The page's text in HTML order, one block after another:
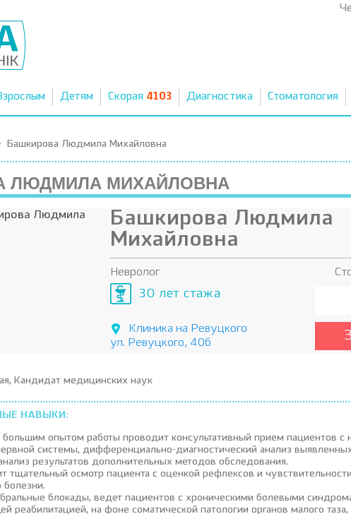
Детям Скорая 4103 Диагностика Стоматология
Башкирова Людмила Михайловна
ЛЮДМИЛА МИХАЙЛОВНА
Башкирова Людмила
Михайловна
Невролог
30 лет стажа
Клиника на Ревуцкого
ул. Ревуцкого, 40б
Кандидат медицинских наук
НАВЫКИ:
большим опытом работы проводит консультативный прием пациентов с
системы, дифференциально-диагностический анализ
результатов дополнительных методов обследования.
тщательный осмотр пациента с оценкой рефлексов и
блокады, ведет пациентов с хроническими болевыми
реабилитацией, на фоне соматической патологии органов малого